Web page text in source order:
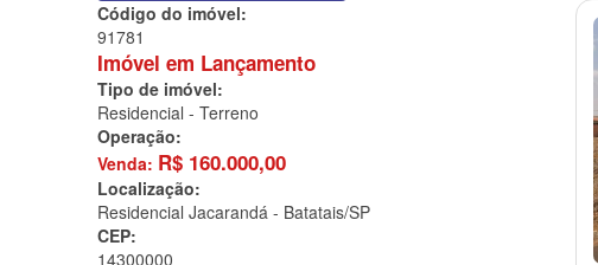
Código do imóvel:
91781
Imóvel em Lançamento
Tipo de imóvel:
Residencial - Terreno
Operação:
Venda: R$ 160.000,00
Localização:
Residencial Jacarandá - Batatais/SP
CEP:
14300000